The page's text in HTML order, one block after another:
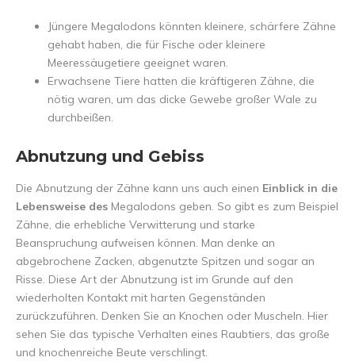
Jüngere Megalodons könnten kleinere, schärfere Zähne
gehabt haben, die für Fische oder kleinere
Meeressäugetiere geeignet waren.
Erwachsene Tiere hatten die kräftigeren Zähne, die
nötig waren, um das dicke Gewebe großer Wale zu
durchbeißen.
Abnutzung und Gebiss
Die Abnutzung der Zähne kann uns auch einen Einblick in die
Lebensweise des Megalodons geben. So gibt es zum Beispiel
Zähne, die erhebliche Verwitterung und starke
Beanspruchung aufweisen können. Man denke an
abgebrochene Zacken, abgenutzte Spitzen und sogar an
Risse. Diese Art der Abnutzung ist im Grunde auf den
wiederholten Kontakt mit harten Gegenständen
zurückzuführen. Denken Sie an Knochen oder Muscheln. Hier
sehen Sie das typische Verhalten eines Raubtiers, das große
und knochenreiche Beute verschlingt.